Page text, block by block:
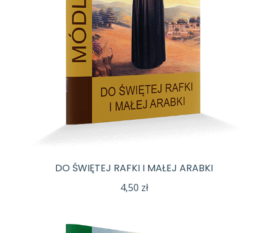
DO ŚWIĘTEJ RAFKI I MAŁEJ ARABKI
4,50 zł